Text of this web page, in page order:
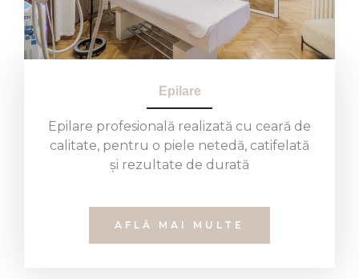
Epilare
Epilare profesională realizată cu ceară de
calitate, pentru o piele netedă, catifelată
și rezultate de durată
AFLĂ MAI MULTE